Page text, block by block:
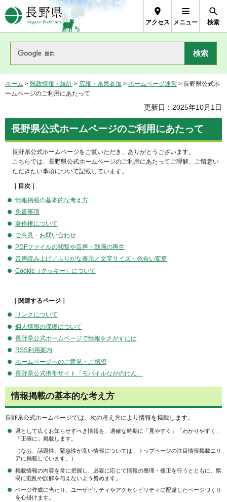
長野県Nagano Prefecture
アクセス メニュー 検索
ホーム > 県政情報・統計 > 広報・県民参加 > ホームページ運営 > 長野県公式ホ
ームページのご利用にあたって
更新日：2025年10月1日
長野県公式ホームページのご利用にあたって
長野県公式ホームページをご覧いただき、ありがとうございます。
こちらでは、長野県公式ホームページのご利用にあたってご理解、ご留意い
ただきたい事項について記載しています。
｜目次｜
情報掲載の基本的な考え方
免責事項
著作権について
ご意見・お問い合わせ
PDFファイルの閲覧や音声・動画の再生
音声読み上げ／ふりがな表示／文字サイズ・色合い変更
Cookie（クッキー）について
｜関連するページ｜
リンクについて
個人情報の保護について
長野県公式ホームページで情報をさがすには
RSS利用案内
ホームページへのご意見・ご感想
長野県公式携帯サイト「モバイルながのけん」
情報掲載の基本的な考え方
長野県公式ホームページでは、次の考え方により情報を掲載します。
県として広くお知らせすべき情報を、適確な時期に「見やすく」「わかりやすく」
「正確に」掲載します。
（なお、話題性、緊急性が高い情報については、トップページの注目情報掲載エリ
アに掲載しています。）
掲載情報の内容を常に把握し、必要に応じて情報の整理・修正を行うとともに、県
民に混乱や誤解を与えないよう努めます。
ページ作成に当たり、ユーザビリティやアクセシビリティに配慮したページづくり
を心掛けます。